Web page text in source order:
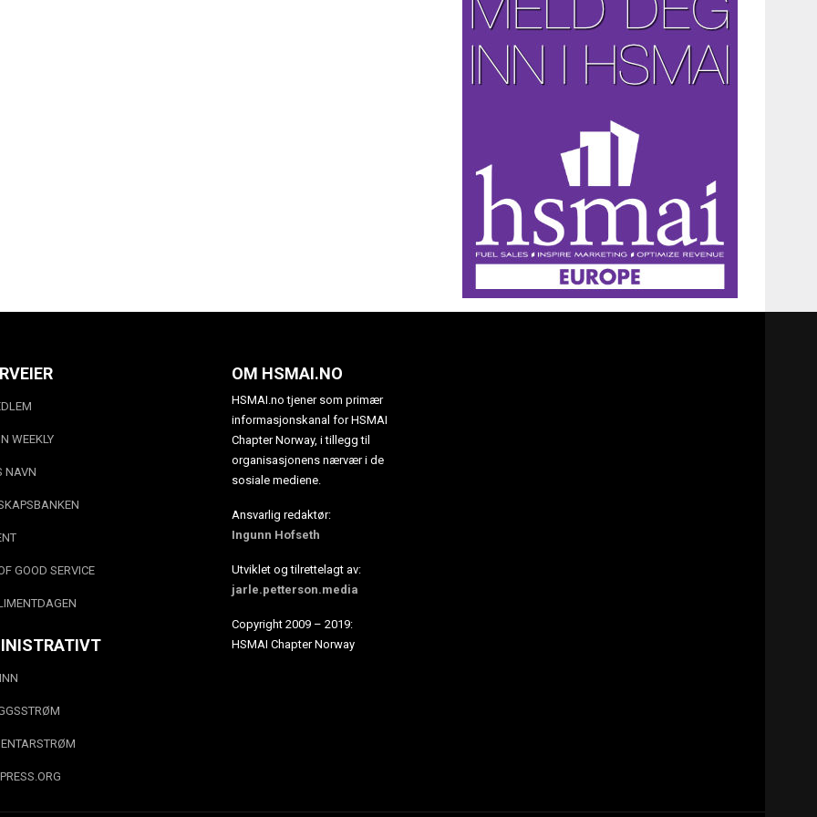
WEEKLY
NAVN
GOOD SERVICE
OM HSMAI.NO
HSMAI.no tjener som primær
informasjonskanal for HSMAI
Chapter Norway, i tillegg til
organisasjonens nærvær i de
sosiale mediene.
Ansvarlig redaktør:
Ingunn Hofseth
Utviklet og tilrettelagt av:
jarle.petterson.media
Copyright 2009 – 2019:
HSMAI Chapter Norway